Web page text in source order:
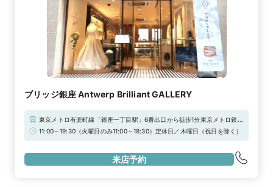
ブリッジ銀座 Antwerp Brilliant GALLERY
東京メトロ有楽町線「銀座一丁目駅」6番出口から徒歩1分東京メトロ銀座
線「銀座駅」A13番出口から徒歩3分※銀座中央通りから一本有楽町側の
11:00～19:30（火曜日のみ11:00～18:30）定休日／木曜日（祝日を除く）
来店予約